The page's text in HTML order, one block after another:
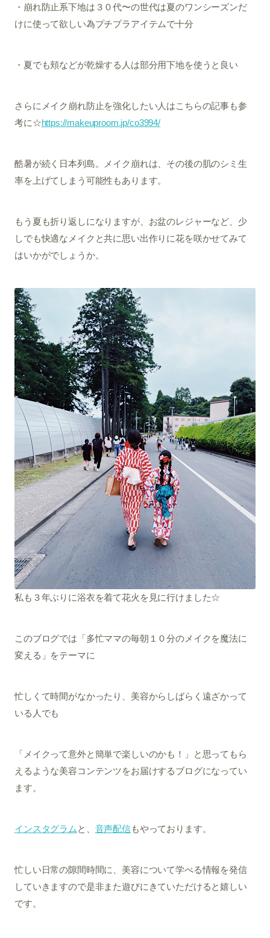
・崩れ防止系下地は３０代〜の世代は夏のワンシーズンだ
けに使って欲しい為プチプラアイテムで十分
・夏でも頬などが乾燥する人は部分用下地を使うと良い
さらにメイク崩れ防止を強化したい人はこちらの記事も参
考に☆https://makeuproom.jp/co3994/
酷暑が続く日本列島。メイク崩れは、その後の肌のシミ生
率を上げてしまう可能性もあります。
もう夏も折り返しになりますが、お盆のレジャーなど、少
しでも快適なメイクと共に思い出作りに花を咲かせてみて
はいかがでしょうか。
私も３年ぶりに浴衣を着て花火を見に行けました☆
このブログでは「多忙ママの毎朝１０分のメイクを魔法に
変える」をテーマに
忙しくて時間がなかったり、美容からしばらく遠ざかって
いる人でも
「メイクって意外と簡単で楽しいのかも！」と思ってもら
えるような美容コンテンツをお届けするブログになってい
ます。
インスタグラム と、 音声配信もやっております。
忙しい日常の隙間時間に、美容について学べる情報を発信
していきますので是非また遊びにきていただけると嬉しい
です。